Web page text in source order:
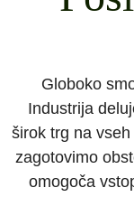
Globoko
Industrija
širok trg na
zagotovimo
omogoča